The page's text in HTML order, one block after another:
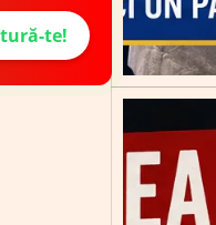
te!